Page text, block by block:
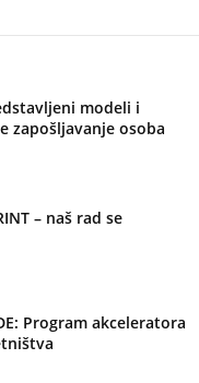
modeli i
zapošljavanje osoba
– naš rad se
Program akceleratora